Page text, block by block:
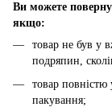
Ви можете
якщо:
товар не був у
подряпин,
товар
пакування;